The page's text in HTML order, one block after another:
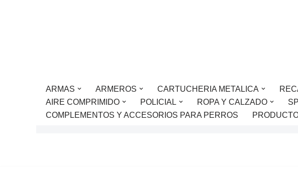
ARMAS ARMEROS CARTUCHERIA METALICA
AIRE COMPRIMIDO
POLICIAL ROPA Y CALZADO
COMPLEMENTOS Y ACCESORIOS PARA PERROS